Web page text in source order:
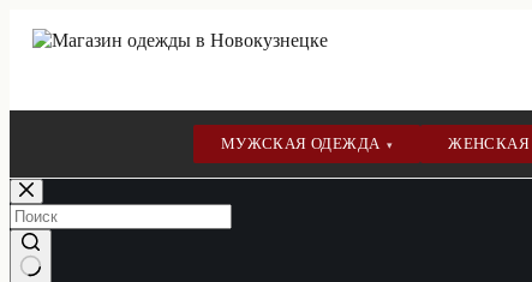
МУЖСКАЯ ОДЕЖДА ▾
Перейти
к
сути